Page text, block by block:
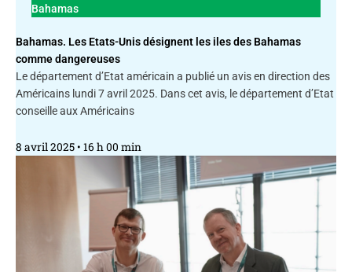
Bahamas
Bahamas. Les Etats-Unis désignent les iles des Bahamas
comme dangereuses
Le département d’Etat américain a publié un avis en direction des
Américains lundi 7 avril 2025. Dans cet avis, le département d’Etat
conseille aux Américains
8 avril 2025 16 h 00 min